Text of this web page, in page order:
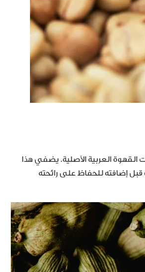
العربية الأصلية. يضفي هذا
إضافته للحفاظ على رائحته